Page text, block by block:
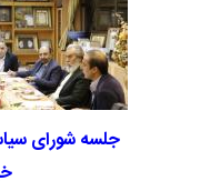
جلسه شورای